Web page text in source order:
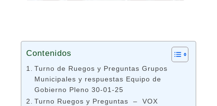
Contenidos
Turno de Ruegos y Preguntas Grupos
Municipales y respuestas Equipo de
Gobierno Pleno 30-01-25
Turno Ruegos y Preguntas – VOX